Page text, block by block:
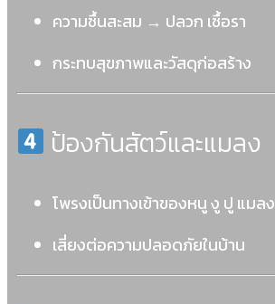
ความชื้นสะสม → ปลวก เชื้อรา
กระทบสุขภาพและวัสดุก่อสร้าง
ป้องกันสัตว์และแมลง
โพรงเป็นทางเข้าของหนู งู ปู แมลง
เสี่ยงต่อความปลอดภัยในบ้าน